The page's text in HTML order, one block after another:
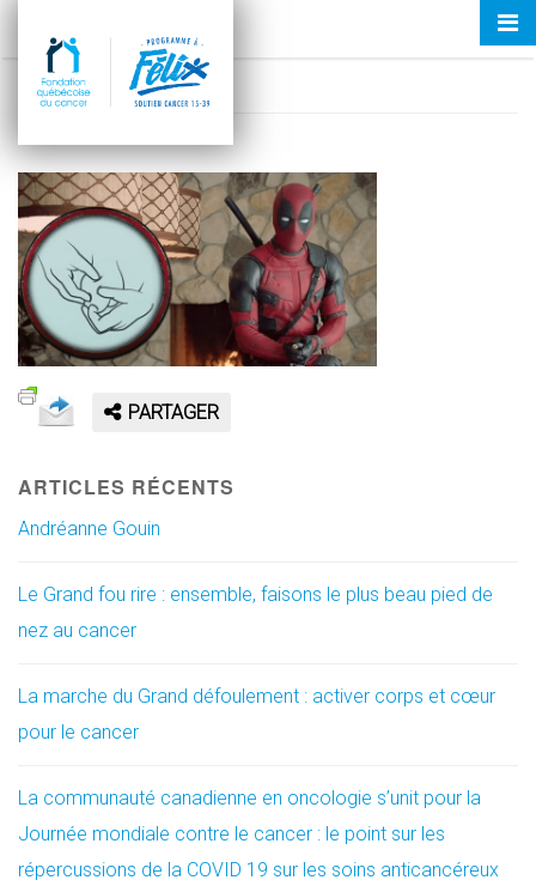
BLOG-DEADPOOL (1)
17 mai 2016
PARTAGER
ARTICLES RÉCENTS
Andréanne Gouin
Le Grand fou rire : ensemble, faisons le plus beau pied de
nez au cancer
La marche du Grand défoulement : activer corps et cœur
pour le cancer
La communauté canadienne en oncologie s’unit pour la
Journée mondiale contre le cancer : le point sur les
répercussions de la COVID 19 sur les soins anticancéreux